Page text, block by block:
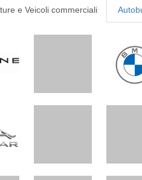
e Veicoli commerciali